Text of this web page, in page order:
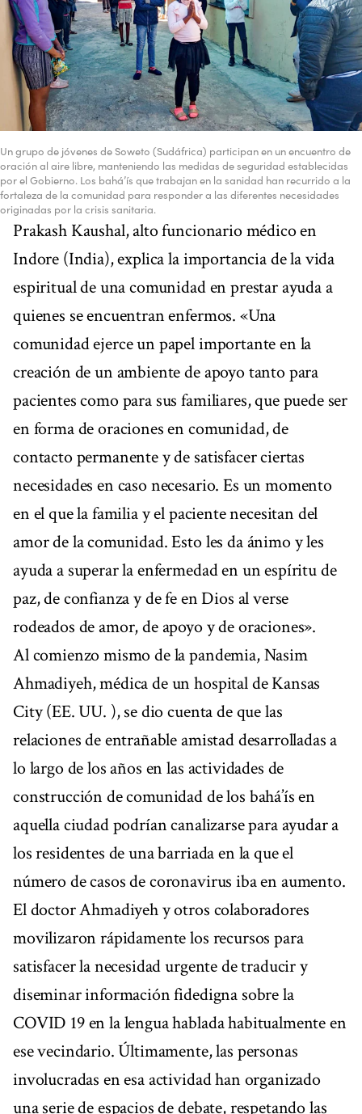
Un grupo de jóvenes de Soweto (Sudáfrica) participan en un encuentro de
oración al aire libre, manteniendo las medidas de seguridad establecidas
por el Gobierno. Los bahá’ís que trabajan en la sanidad han recurrido a la
fortaleza de la comunidad para responder a las diferentes necesidades
originadas por la crisis sanitaria.
Prakash Kaushal, alto funcionario médico en
Indore (India), explica la importancia de la vida
espiritual de una comunidad en prestar ayuda a
quienes se encuentran enfermos. «Una
comunidad ejerce un papel importante en la
creación de un ambiente de apoyo tanto para
pacientes como para sus familiares, que puede ser
en forma de oraciones en comunidad, de
contacto permanente y de satisfacer ciertas
necesidades en caso necesario. Es un momento
en el que la familia y el paciente necesitan del
amor de la comunidad. Esto les da ánimo y les
ayuda a superar la enfermedad en un espíritu de
paz, de confianza y de fe en Dios al verse
rodeados de amor, de apoyo y de oraciones».
Al comienzo mismo de la pandemia, Nasim
Ahmadiyeh, médica de un hospital de Kansas
City (EE. UU. ), se dio cuenta de que las
relaciones de entrañable amistad desarrolladas a
lo largo de los años en las actividades de
construcción de comunidad de los bahá’ís en
aquella ciudad podrían canalizarse para ayudar a
los residentes de una barriada en la que el
número de casos de coronavirus iba en aumento.
El doctor Ahmadiyeh y otros colaboradores
movilizaron rápidamente los recursos para
satisfacer la necesidad urgente de traducir y
diseminar información fidedigna sobre la
COVID 19 en la lengua hablada habitualmente en
ese vecindario. Últimamente, las personas
involucradas en esa actividad han organizado
una serie de espacios de debate, respetando las